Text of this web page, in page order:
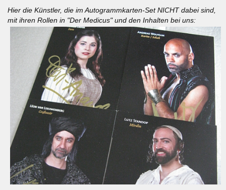
Hier die Künstler, die im Autogrammkarten-Set NICHT dabei sind,
mit ihren Rollen in "Der Medicus" und den Inhalten bei uns: